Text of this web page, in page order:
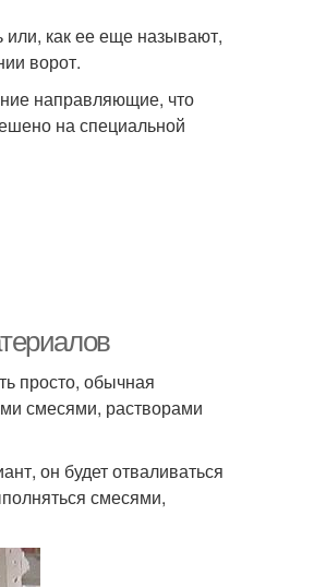
или, как ее еще называют,
ворот.
направляющие, что
на специальной
просто, обычная
смесями, растворами
он будет отваливаться
смесями,